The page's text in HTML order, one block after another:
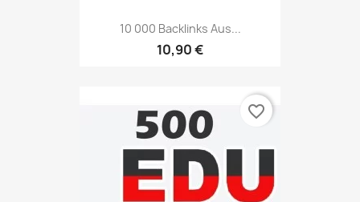
10 000 Backlinks Aus...
10,90 €
favorite_border